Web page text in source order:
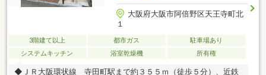
大阪府大阪市阿倍野区天王寺町北
１
3階建て以上 都市ガス
駐車場あり
システムキッチン
浴室乾燥機 所有権
◆ＪＲ大阪環状線 寺田町駅まで約３５５ｍ（徒歩５分）、近鉄